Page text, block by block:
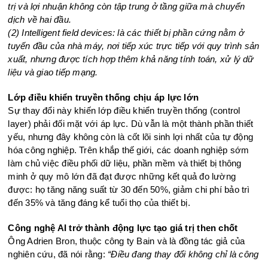
trị và lợi nhuận không còn tập trung ở tầng giữa mà chuyển
dịch về hai đầu.
(2) Intelligent field devices: là các thiết bị phần cứng nằm ở
tuyến đầu của nhà máy, nơi tiếp xúc trực tiếp với quy trình sản
xuất, nhưng được tích hợp thêm khả năng tính toán, xử lý dữ
liệu và giao tiếp mạng.
Lớp điều khiển truyền thống chịu áp lực lớn
Sự thay đổi này khiến lớp điều khiển truyền thống (control
layer) phải đối mặt với áp lực. Dù vẫn là một thành phần thiết
yếu, nhưng đây không còn là cốt lõi sinh lợi nhất của tự động
hóa công nghiệp. Trên khắp thế giới, các doanh nghiệp sớm
làm chủ việc điều phối dữ liệu, phần mềm và thiết bị thông
minh ở quy mô lớn đã đạt được những kết quả đo lường
được: họ tăng năng suất từ 30 đến 50%, giảm chi phí bảo trì
đến 35% và tăng đáng kể tuổi thọ của thiết bị.
Công nghệ AI trở thành động lực tạo giá trị then chốt
Ông Adrien Bron, thuộc công ty Bain và là đồng tác giả của
nghiên cứu, đã nói rằng: “Điều đang thay đổi không chỉ là công